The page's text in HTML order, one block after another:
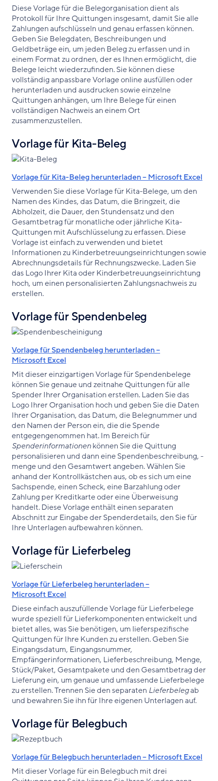
Diese Vorlage für die Belegorganisation dient als
Protokoll für Ihre Quittungen insgesamt, damit Sie alle
Zahlungen aufschlüsseln und genau erfassen können.
Geben Sie Belegdaten, Beschreibungen und
Geldbeträge ein, um jeden Beleg zu erfassen und in
einem Format zu ordnen, der es Ihnen ermöglicht, die
Belege leicht wiederzufinden. Sie können diese
vollständig anpassbare Vorlage online ausfüllen oder
herunterladen und ausdrucken sowie einzelne
Quittungen anhängen, um Ihre Belege für einen
vollständigen Nachweis an einem Ort
zusammenzustellen.
Vorlage für Kita-Beleg
Vorlage für Kita-Beleg herunterladen – Microsoft Excel
Verwenden Sie diese Vorlage für Kita-Belege, um den
Namen des Kindes, das Datum, die Bringzeit, die
Abholzeit, die Dauer, den Stundensatz und den
Gesamtbetrag für monatliche oder jährliche Kita-
Quittungen mit Aufschlüsselung zu erfassen. Diese
Vorlage ist einfach zu verwenden und bietet
Informationen zu Kinderbetreuungseinrichtungen sowie
Abrechnungsdetails für Rechnungszwecke. Laden Sie
das Logo Ihrer Kita oder Kinderbetreuungseinrichtung
hoch, um einen personalisierten Zahlungsnachweis zu
erstellen.
Vorlage für Spendenbeleg
Vorlage für Spendenbeleg herunterladen –
Microsoft Excel
Mit dieser einzigartigen Vorlage für Spendenbelege
können Sie genaue und zeitnahe Quittungen für alle
Spender Ihrer Organisation erstellen. Laden Sie das
Logo Ihrer Organisation hoch und geben Sie die Daten
Ihrer Organisation, das Datum, die Belegnummer und
den Namen der Person ein, die die Spende
entgegengenommen hat. Im Bereich für
Spenderinformationenkönnen Sie die Quittung
personalisieren und dann eine Spendenbeschreibung, -
menge und den Gesamtwert angeben. Wählen Sie
anhand der Kontrollkästchen aus, ob es sich um eine
Sachspende, einen Scheck, eine Barzahlung oder
Zahlung per Kreditkarte oder eine Überweisung
handelt. Diese Vorlage enthält einen separaten
Abschnitt zur Eingabe der Spenderdetails, den Sie für
Ihre Unterlagen aufbewahren können.
Vorlage für Lieferbeleg
Vorlage für Lieferbeleg herunterladen –
Microsoft Excel
Diese einfach auszufüllende Vorlage für Lieferbelege
wurde speziell für Lieferkomponenten entwickelt und
bietet alles, was Sie benötigen, um lieferspezifische
Quittungen für Ihre Kunden zu erstellen. Geben Sie
Eingangsdatum, Eingangsnummer,
Empfängerinformationen, Lieferbeschreibung, Menge,
Stück/Paket, Gesamtpakete und den Gesamtbetrag der
Lieferung ein, um genaue und umfassende Lieferbelege
zu erstellen. Trennen Sie den separaten Lieferbelegab
und bewahren Sie ihn für Ihre eigenen Unterlagen auf.
Vorlage für Belegbuch
Vorlage für Belegbuch herunterladen – Microsoft Excel
Mit dieser Vorlage für ein Belegbuch mit drei